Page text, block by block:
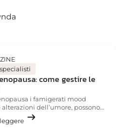
come gestire le
i famigerati mood
alterazioni dell’umore, possono
faticosi da gestire. Ma perché
umore?arrow_right_alt